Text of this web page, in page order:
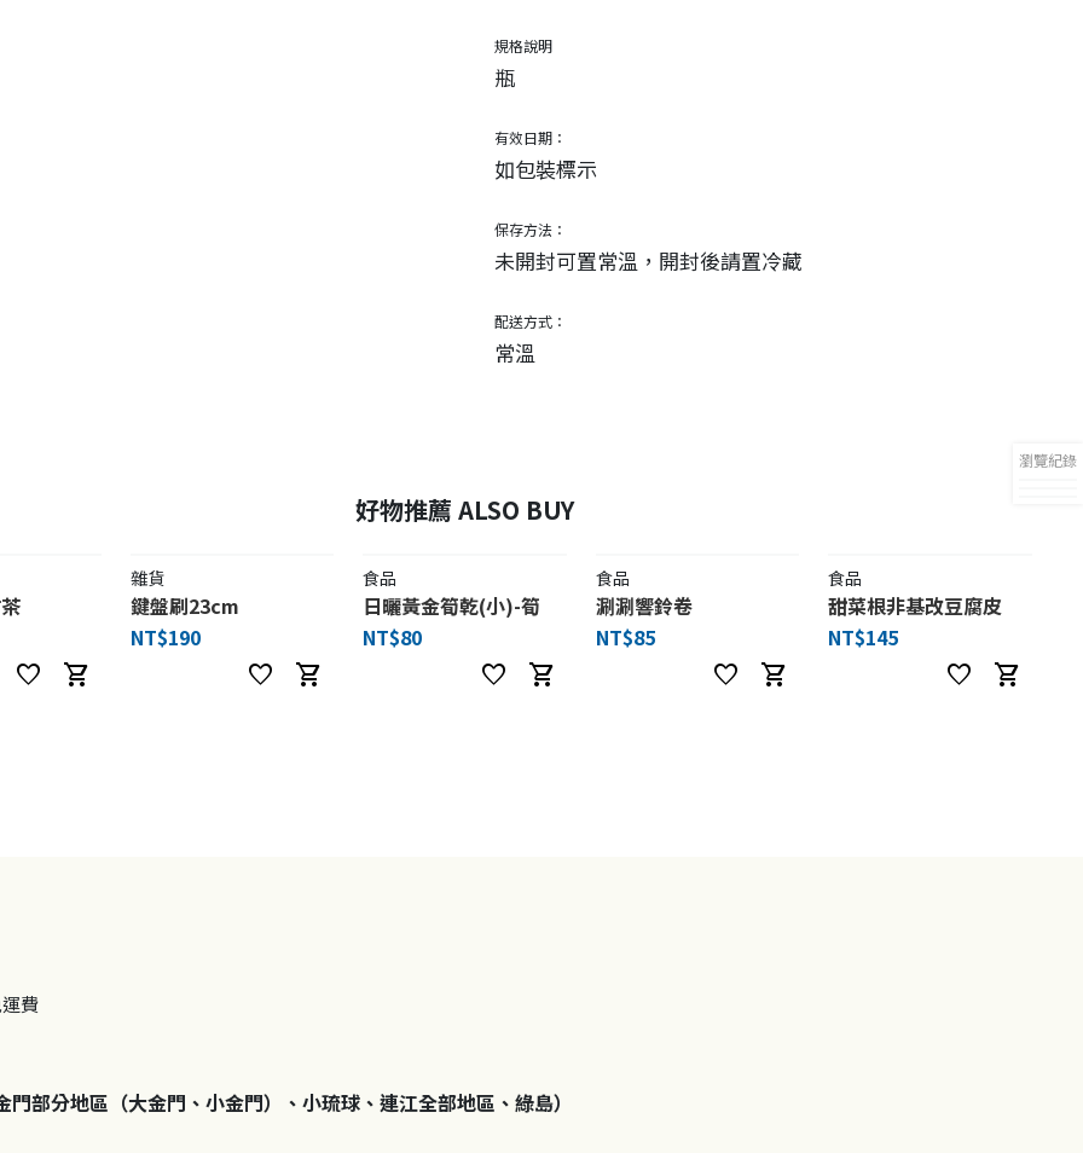
規格說明
瓶
有效日期：
如包裝標示
保存方法：
未開封可置常溫，開封後請置冷藏
配送方式：
常溫
瀏覽紀錄
好物推薦 ALSO BUY
favorite shopping_cart
雜貨
鍵盤刷23cm
NT$190
favorite shopping_cart
食品
日曬黃金筍乾(小)-筍
NT$80
favorite shopping_cart
食品
涮涮響鈴卷
NT$85
favorite shopping_cart
食品
甜菜根非基改豆腐皮
NT$145
favorite shopping_cart
費
門部分地區（大金門、小金門）、小琉球、連江全部地區、綠島）